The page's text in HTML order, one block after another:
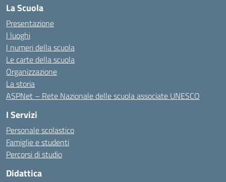
La Scuola
Presentazione
I luoghi
I numeri della scuola
Le carte della scuola
Organizzazione
La storia
ASPNet – Rete Nazionale delle scuola associate UNESCO
I Servizi
Personale scolastico
Famiglie e studenti
Percorsi di studio
Didattica